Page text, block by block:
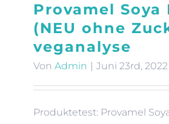
Provamel Soya
(NEU ohne
veganalyse
Von Admin | Juni 23rd, 2022
Produktetest: Provamel